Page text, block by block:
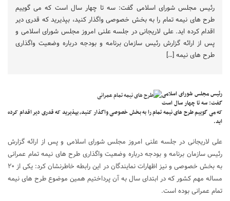
رئیس مجلس شورای اسلامی گفت: سه تا چهار سال است که می گوییم
طرح های نیمه تمام را به بخش خصوصی واگذار کنید، بپذیرید که قدری دیر
اقدام کرده اید. علی لاریجانی در جلسه علنی امروز مجلس شورای اسلامی و
پس از ارائه گزارش رئیس سازمان برنامه و بودجه درباره وضعیت واگذاری
طرح های نیمه […]
رئیس مجلس شورای اسلامی
گفت: سه تا چهار سال است
که می گوییم طرح های نیمه تمام را به بخش خصوصی واگذار کنید، بپذیرید که قدری دیر اقدام کرده
اید.
علی لاریجانی در جلسه علنی امروز مجلس شورای اسلامی و پس از ارائه گزارش
رئیس سازمان برنامه و بودجه درباره وضعیت واگذاری طرح های نیمه تمام عمرانی
به بخش خصوصی و نیز اظهارات نمایندگان در این رابطه خاطرنشان کرد: یکی از ۲۰
مساله مهم کشور که در ابتدای سال به آن پرداختیم همین موضوع طرح های نیمه
تمام عمرانی بوده است.